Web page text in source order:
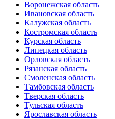
Воронежская область
Ивановская область
Калужская область
Костромская область
Курская область
Липецкая область
Орловская область
Рязанская область
Смоленская область
Тамбовская область
Тверская область
Тульская область
Ярославская область